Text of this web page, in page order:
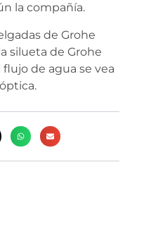
la compañía.
de Grohe
silueta de Grohe
de agua se vea